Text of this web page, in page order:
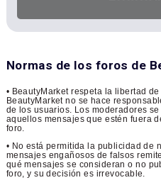
Normas de los foros de
• BeautyMarket respeta la libertad
BeautyMarket no se hace
de los usuarios. Los moderadores
aquellos mensajes que estén fuera
foro.
• No está permitida la publicidad de
mensajes engañosos de falsos
qué mensajes se consideran o no
foro, y su decisión es irrevocable.